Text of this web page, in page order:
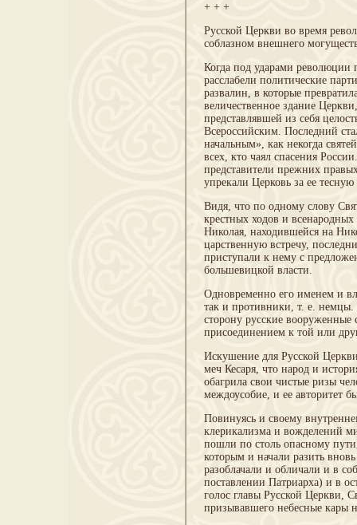
+ + +
Русской Церкви во время
соблазном внешнего
Когда под ударами революции
расслабели политические
развалин, в которые
величественное здание
представлявшей из себя
Всероссийским. Последний
начальным», как некогда
всех, кто чаял спасения
представители прежних
упрекали Церковь за ее тесную
Видя, что по одному слову
крестных ходов и
Николая, находившейся на
царственную встречу,
приступали к нему с
большевицкой власти.
Одновременно его именем и
так и противники, т. е.
сторону русские
присоединением к той или
Искушение для Русской
меч Кесаря, что народ и
обагрила свои чистые ризы
междоусобие, и ее авторитет
Повинуясь и своему
клерикализма и вожделений
пошли по столь опасному
которым и начали разить
разоблачали и обличали и в
поставлении Патриарха) и в
голос главы Русской Церкви,
призывавшего небесные кары